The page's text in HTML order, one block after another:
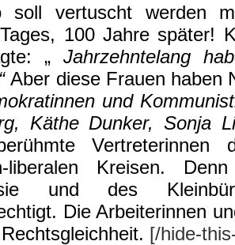
soll vertuscht werden
100 Jahre später!
„ Jahrzehntelang
Aber diese Frauen haben
und
Käthe Dunker, Sonja
liberalen Kreisen.
und des
Die Arbeiterinnen
[/hide-